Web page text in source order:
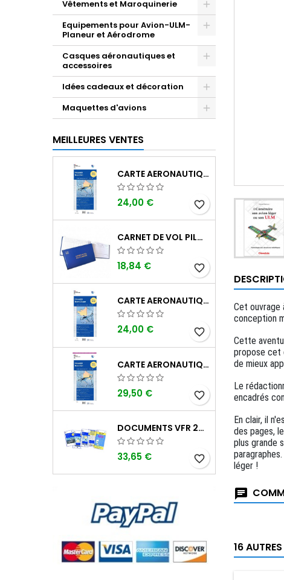
Vêtements et Maroquinerie
Equipements pour Avion-ULM-
Planeur et Aérodrome
Casques aéronautiques et
accessoires
Idées cadeaux et décoration
Maquettes d'avions
MEILLEURES VENTES
CARTE AERONAUTIQUE OACI SIA FRANCE NORD EST 2026 AU 1/500 000
24,00 € favorite_border
CARNET DE VOL PILOTE EASA "AVIONS/HÉLICOPTÈRES" DGAC
18,84 € favorite_border
CARTE AERONAUTIQUE OACI SIA FRANCE NORD OUEST 2026 AU 1/500 000
24,00 € favorite_border
CARTE AERONAUTIQUE OACI SIA FRANCE NORD EST 2026 PLASTIFIÉE AU 1/500 000
29,50 € favorite_border
DOCUMENTS VFR 2026 SIA EDITION 1
33,65 € favorite_border
Cet ouvrage
conception
Cette
propose cet
de mieux
Le
encadrés
En clair, il
des pages,
plus grande
léger !
16